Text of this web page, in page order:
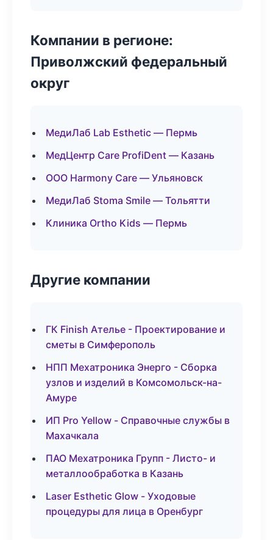
Компании в регионе:
Приволжский федеральный
округ
МедиЛаб Lab Esthetic — Пермь
МедЦентр Care ProfiDent — Казань
ООО Harmony Care — Ульяновск
МедиЛаб Stoma Smile — Тольятти
Клиника Ortho Kids — Пермь
Другие компании
ГК Finish Ателье - Проектирование и
сметы в Симферополь
НПП Мехатроника Энерго - Сборка
узлов и изделий в Комсомольск-на-
Амуре
ИП Pro Yellow - Справочные службы в
Махачкала
ПАО Мехатроника Групп - Листо- и
металлообработка в Казань
Laser Esthetic Glow - Уходовые
процедуры для лица в Оренбург